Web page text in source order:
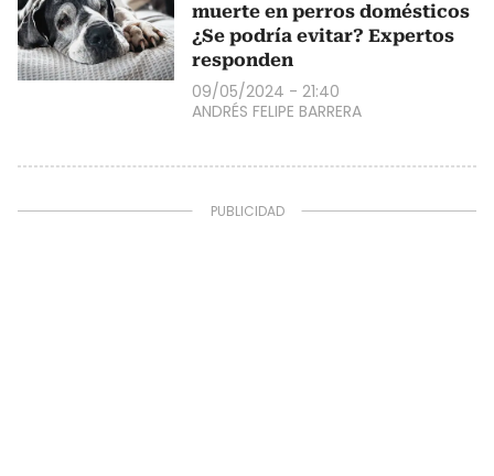
muerte en perros domésticos
¿Se podría evitar? Expertos
responden
09/05/2024 - 21:40
ANDRÉS FELIPE BARRERA